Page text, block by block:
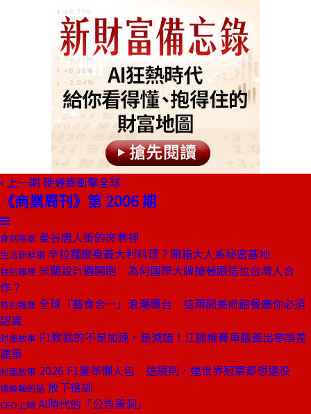
上一期 硬通膨衝擊全球
《商業周刊》第 2006 期
食刻場景 曼谷唐人街的夾巷裡
生活新鮮事 辛拉麵變身義大利料理？開箱大人系秘密基地
特別報導 米蘭設計週開跑 為何國際大牌搶著跟這位台灣人合
作？
特別報導 全球「藝食合一」浪潮襲台 這兩間美術館餐廳你必須
認識
封面故事 F1教我的不是加速，是減錯！江國權賽車腦蓋出零誤差
建築
封面故事 2026 F1變革懶人包 這規則，連世界冠軍都想退役
總編輯的話 放下祖訓
CEO上線 AI時代的「公告黑洞」